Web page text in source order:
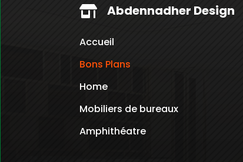
 Abdennadher Design
Accueil
Bons Plans
Home
Mobiliers de bureaux
Amphithéatre